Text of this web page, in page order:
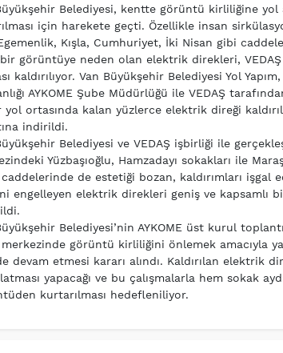
Belediyesi, kentte görüntü kirliliğine
için harekete geçti. Özellikle insan
Kışla, Cumhuriyet, İki Nisan gibi
görüntüye neden olan elektrik direkleri, VEDAŞ
kaldırılıyor. Van Büyükşehir Belediyesi Yol
AYKOME Şube Müdürlüğü ile VEDAŞ
yol ortasında kalan yüzlerce elektrik direği
indirildi.
Belediyesi ve VEDAŞ işbirliği ile
Yüzbaşıoğlu, Hamzadayı sokakları ile
de estetiği bozan, kaldırımları işgal
engelleyen elektrik direkleri geniş ve kapsamlı bir
Belediyesi’nin AYKOME üst kurul
görüntü kirliliğini önlemek amacıyla
devam etmesi kararı alındı. Kaldırılan elektrik
yapacağı ve bu çalışmalarla hem sokak
kurtarılması hedefleniliyor.